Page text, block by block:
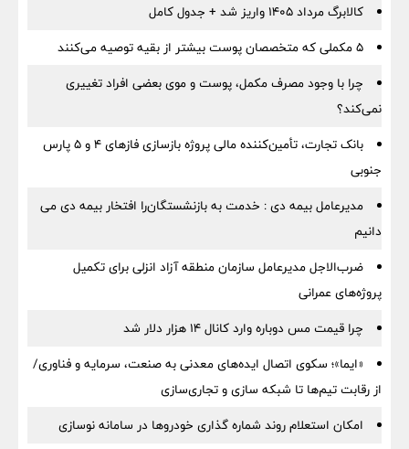
کالابرگ مرداد ۱۴۰۵ واریز شد + جدول کامل
۵ مکملی که متخصصان پوست بیشتر از بقیه توصیه می‌کنند
چرا با وجود مصرف مکمل، پوست و موی بعضی افراد تغییری
نمی‌کند؟
بانک تجارت، تأمین‌کننده مالی پروژه بازسازی فازهای ۴ و ۵ پارس
جنوبی
مدیرعامل بیمه دی : خدمت به بازنشستگان‌را افتخار بیمه دی می
دانیم
ضرب‌الاجل مدیرعامل سازمان منطقه آزاد انزلی برای تكمیل
پروژه‌های عمرانی
چرا قیمت مس دوباره وارد کانال ۱۴ هزار دلار شد
«ایما»؛ سکوی اتصال ایده‌های معدنی به صنعت، سرمایه و فناوری/
از رقابت تیم‌ها تا شبکه سازی و تجاری‌سازی
امکان استعلام روند شماره گذاری خودروها در سامانه نوسازی